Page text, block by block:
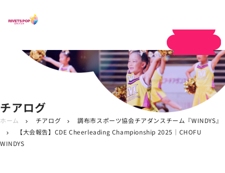
チアログ
ホーム chevron_right チアログ chevron_right 調布市スポーツ協会チアダンスチーム『WINDYS』
chevron_right
【大会報告】CDE Cheerleading Championship 2025｜CHOFU
WINDYS